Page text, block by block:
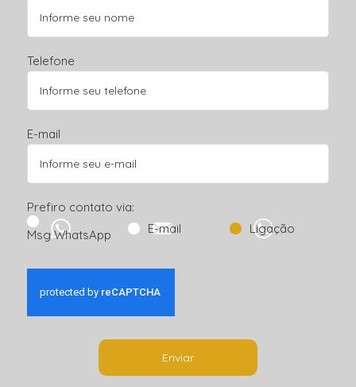
Telefone
E-mail
Prefiro contato via:
Msg WhatsApp
E-mail Ligação
Enviar